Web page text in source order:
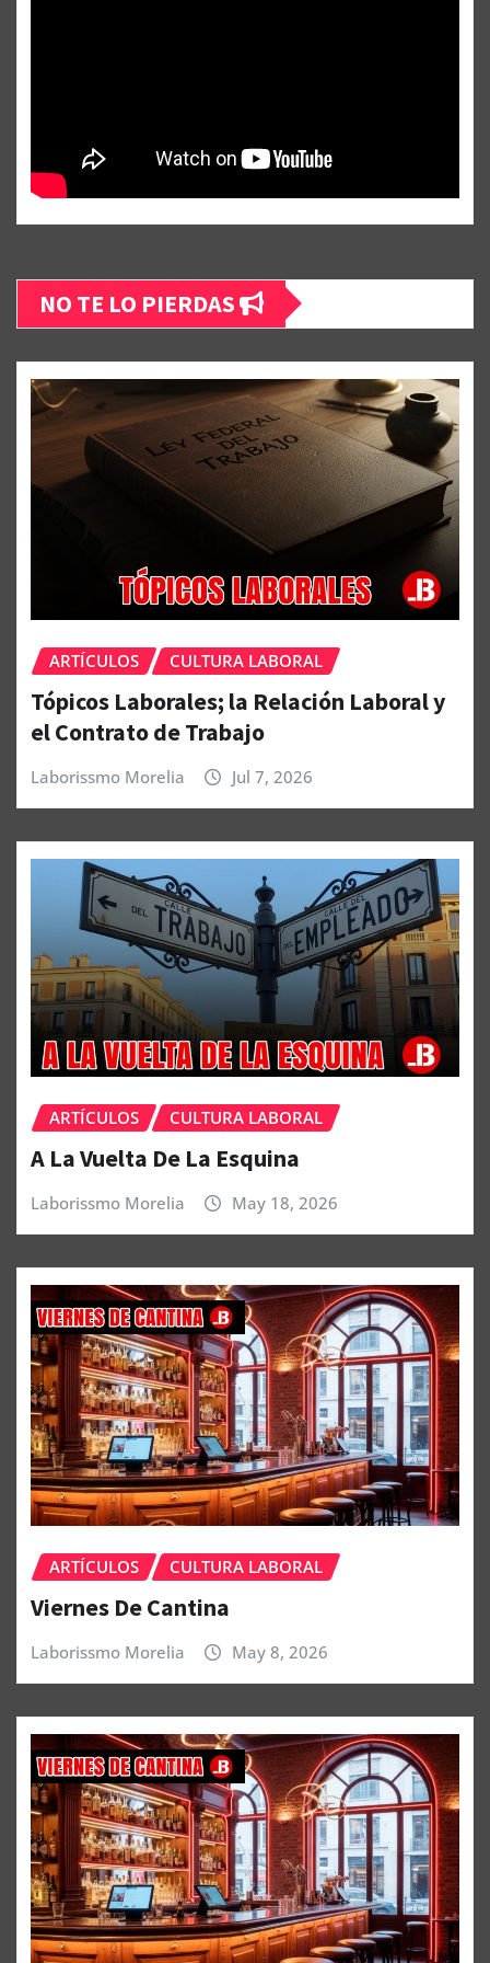
NO TE LO PIERDAS
ARTÍCULOS CULTURA LABORAL
Tópicos Laborales; la Relación Laboral y
el Contrato de Trabajo
Laborissmo Morelia Jul 7, 2026
ARTÍCULOS CULTURA LABORAL
A La Vuelta De La Esquina
Laborissmo Morelia May 18, 2026
ARTÍCULOS CULTURA LABORAL
Viernes De Cantina
Laborissmo Morelia May 8, 2026